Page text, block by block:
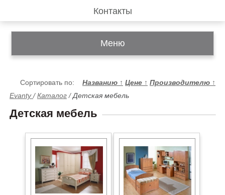
Контакты
Меню
Сортировать по: Названию ↑ Цене ↑ Производителю ↑
Evanty/Каталог /Детская мебель
Детская мебель